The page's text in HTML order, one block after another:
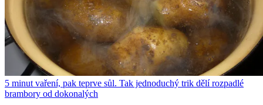
5 minut vaření, pak teprve sůl. Tak jednoduchý trik dělí rozpadlé
brambory od dokonalých